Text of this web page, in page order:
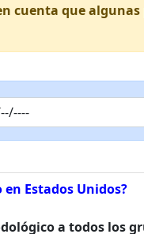
cuenta que
Estados Unidos?
a todos los